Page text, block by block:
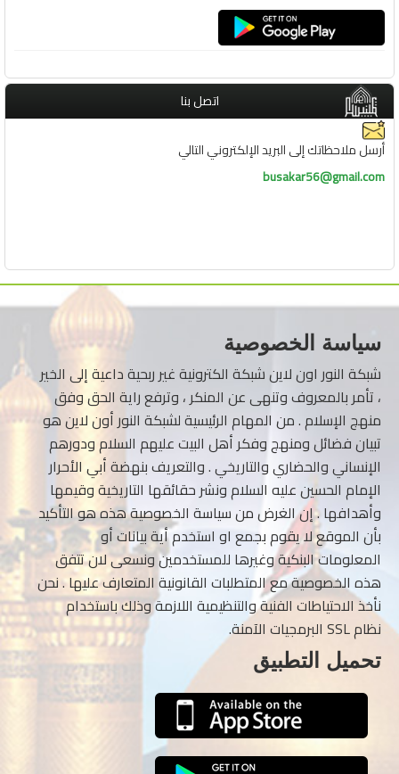
اتصل بنا
أرسل ملاحظاتك إلى البريد الإلكتروني التالي
busakar56@gmail.com
سياسة الخصوصية
شبكة النور اون لاين شبكة الكترونية غير ربحية داعية إلى الخير
، تأمر بالمعروف وتنهى عن المنكر ، وترفع راية الحق وفق
منهج الإسلام . من المهام الرئيسية لشبكة النور أون لاين هو
تبيان فضائل ومنهج وفكر أهل البيت عليهم السلام ودورهم
الإنساني والحضاري والتاريخي . والتعريف بنهضة أبي الأحرار
الإمام الحسين عليه السلام ونشر حقائقها التاريخية وقيمها
وأهدافها . إن الغرض من سياسة الخصوصية هذه هو التأكيد
بأن الموقع لا يقوم بجمع او استخدم أية بيانات أو
المعلومات البنكية وغيرها للمستخدمين ونسعى لان تتفق
هذه الخصوصية مع المتطلبات القانونية المتعارف عليها . نحن
نأخذ الاحتياطات الفنية والتنظيمية اللازمة وذلك باستخدام
نظام SSL البرمجيات الآمنة.
تحميل التطبيق